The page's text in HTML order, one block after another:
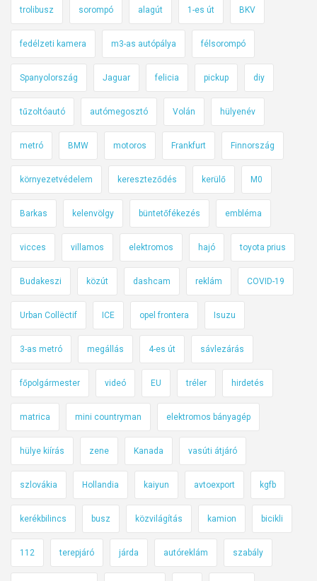
k
i
?
trolibusz sorompó alagút 1-es út BKV
fedélzeti kamera m3-as autópálya félsorompó
Spanyolország Jaguar felicia pickup diy
tűzoltóautó autómegosztó Volán hülyenév
metró BMW motoros Frankfurt Finnország
környezetvédelem kereszteződés kerülő M0
Barkas kelenvölgy büntetőfékezés embléma
vicces villamos elektromos hajó toyota prius
Budakeszi közút dashcam reklám COVID-19
Urban Collëctif ICE opel frontera Isuzu
3-as metró megállás 4-es út sávlezárás
főpolgármester videó EU tréler hirdetés
matrica mini countryman elektromos bányagép
hülye kiírás zene Kanada vasúti átjáró
szlovákia Hollandia kaiyun avtoexport kgfb
kerékbilincs busz közvilágítás kamion bicikli
112 terepjáró járda autóreklám szabály